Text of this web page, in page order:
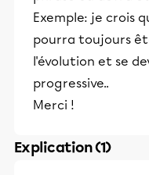
Exemple: je crois
pourra toujours
l'évolution et se
progressive..
Merci !
Explication (1)